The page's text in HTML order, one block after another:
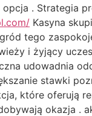
opcja . Strategia
Kasyna
tego
i żyjący
udowadnia
stawki
które oferują
okazja .